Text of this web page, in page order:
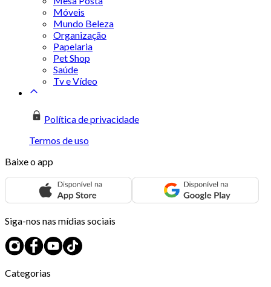
Móveis
Mundo Beleza
Organização
Papelaria
Pet Shop
Saúde
Tv e Vídeo
Política de privacidade
Termos de uso
Baixe o app
Siga-nos nas mídias sociais
Categorias